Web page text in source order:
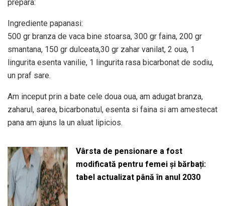
prepara:
Ingrediente papanasi:
500 gr branza de vaca bine stoarsa, 300 gr faina, 200 gr
smantana, 150 gr dulceata,30 gr zahar vanilat, 2 oua, 1
lingurita esenta vanilie, 1 lingurita rasa bicarbonat de sodiu,
un praf sare.
Am inceput prin a bate cele doua oua, am adugat branza,
zaharul, sarea, bicarbonatul, esenta si faina si am amestecat
pana am ajuns la un aluat lipicios.
Vârsta de pensionare a fost
modificată pentru femei și bărbați:
tabel actualizat până în anul 2030